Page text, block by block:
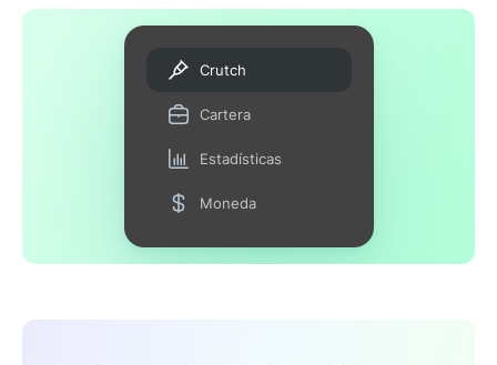
Crutch
Cartera
Estadísticas
Moneda